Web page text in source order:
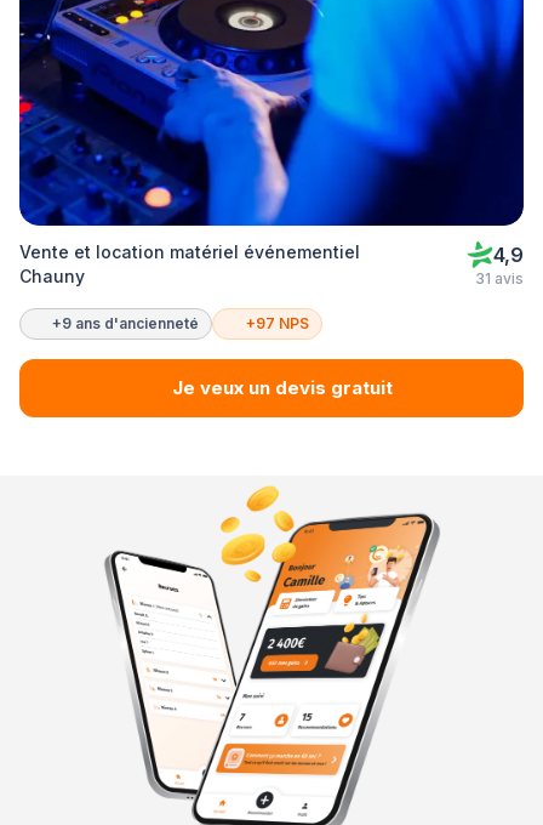
Vente et location matériel événementiel
Chauny
4,9
31 avis
+9 ans d'ancienneté +97 NPS
Je veux un devis gratuit